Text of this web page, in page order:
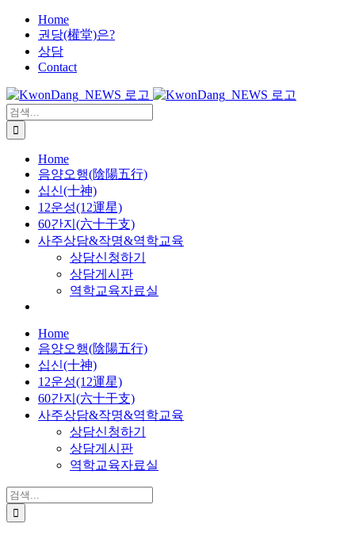
건
너
뛰
기
Home
권당(權堂)은?
상담
Contact
검
색:
Home
음양오행(陰陽五行)
십신(十神)
12운성(12運星)
60간지(六十干支)
사주상담&작명&역학교육
상담신청하기
상담게시판
역학교육자료실
Home
음양오행(陰陽五行)
십신(十神)
12운성(12運星)
60간지(六十干支)
사주상담&작명&역학교육
상담신청하기
상담게시판
역학교육자료실
검
색: